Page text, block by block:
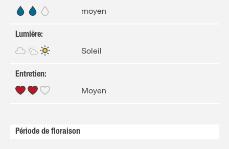
moyen
Lumière:
Soleil
Entretien:
Moyen
Période de floraison